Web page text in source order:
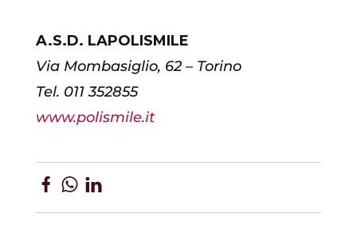
A.S.D. LAPOLISMILE
Via Mombasiglio, 62 – Torino
Tel. 011 352855
www.polismile.it